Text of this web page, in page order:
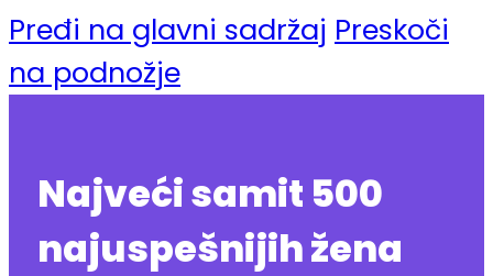
Pređi na glavni sadržaj Preskoči
na podnožje
Najveći samit 500
najuspešnijih žena